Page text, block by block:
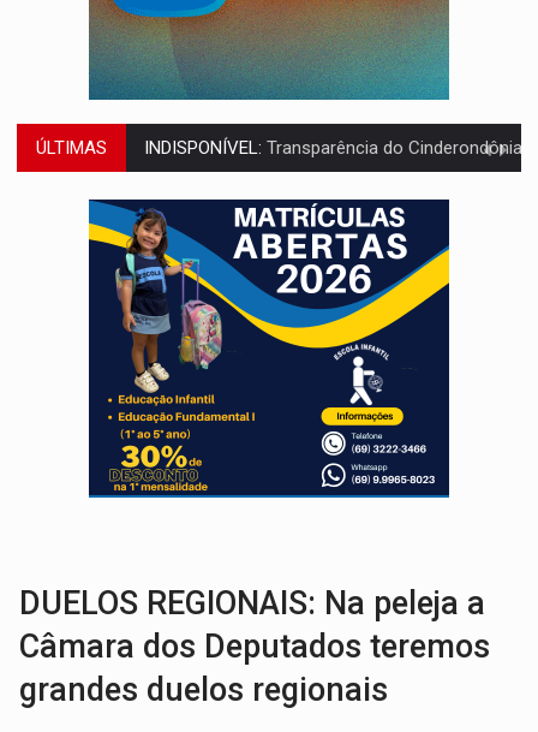
ÚLTIMAS AMPLIAÇÃO:IGs de Rondônia entram em programa internacional para
URGENTE:Acidente envolve cinco veículos em obra de
EDUCAÇÃO:Corumbiara lidera Ideb 2025 entre redes
COMPETIÇÕES:Joer 2026 inicia fases regionais e reúne mais de 7,3
PERIGO:Moradores denunciam escuridão e insegurança na Estrada
COLIGAÇÃO: Reabertura de ação no TSE pode resultar em cassação de prefeita
INCLUSÃO: APAE Porto Velho abre inscrições para
CLUBE DOS R$ 00,00: 21 candidatos declaram patrimônio zero em Rondônia
DUELOS REGIONAIS: Na peleja a
Câmara dos Deputados teremos
grandes duelos regionais